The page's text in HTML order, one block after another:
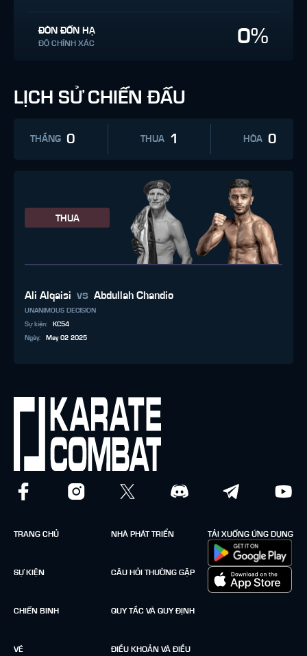
ĐÒN ĐỐN HẠ
ĐỘ CHÍNH XÁC 0%
LỊCH SỬ CHIẾN ĐẤU
THẮNG 0 THUA 1 HÒA 0
THUA
Ali Alqaisi vs Abdullah Chandio
UNANIMOUS DECISION
Sự kiện:
KC54
Ngày: May 02 2025
TRANG CHỦ
SỰ KIỆN
CHIẾN BINH
VÉ
NHÀ PHÁT TRIỂN
CÂU HỎI THƯỜNG GẶP
QUY TẮC VÀ QUY ĐỊNH
ĐIỀU KHOẢN VÀ ĐIỀU
TẢI XUỐNG ỨNG DỤNG